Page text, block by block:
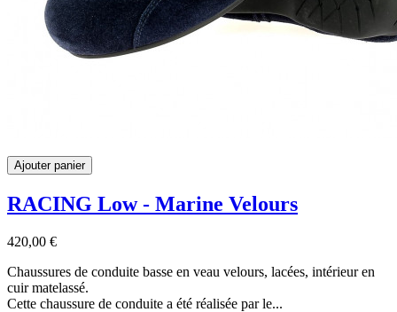
Ajouter panier
RACING Low - Marine Velours
420,00 €
Chaussures de conduite basse en veau velours, lacées, intérieur en
cuir matelassé.
Cette chaussure de conduite a été réalisée par le...